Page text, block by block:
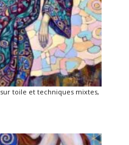
toile et techniques mixtes,